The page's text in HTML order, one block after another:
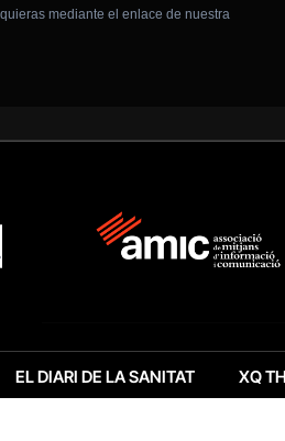
EL DIARI DE LA SANITAT XQ